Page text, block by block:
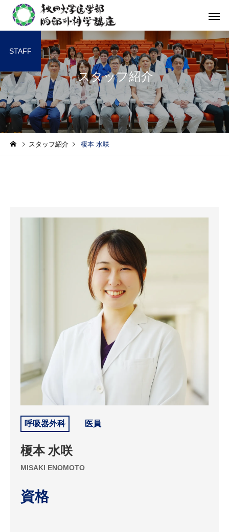
スタッフ紹介
STAFF
スタッフ紹介 榎本 水咲
呼吸器外科 医員
榎本 水咲
MISAKI ENOMOTO
資格